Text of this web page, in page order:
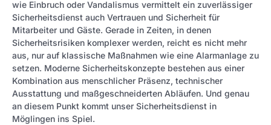
wie Einbruch oder Vandalismus vermittelt ein zuverlässiger
Sicherheitsdienst auch Vertrauen und Sicherheit für
Mitarbeiter und Gäste. Gerade in Zeiten, in denen
Sicherheitsrisiken komplexer werden, reicht es nicht mehr
aus, nur auf klassische Maßnahmen wie eine Alarmanlage zu
setzen. Moderne Sicherheitskonzepte bestehen aus einer
Kombination aus menschlicher Präsenz, technischer
Ausstattung und maßgeschneiderten Abläufen. Und genau
an diesem Punkt kommt unser Sicherheitsdienst in
Möglingen ins Spiel.